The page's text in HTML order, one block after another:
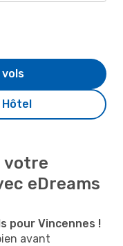
Hôtel
vols
votre
eDreams
pour Vincennes !
avant